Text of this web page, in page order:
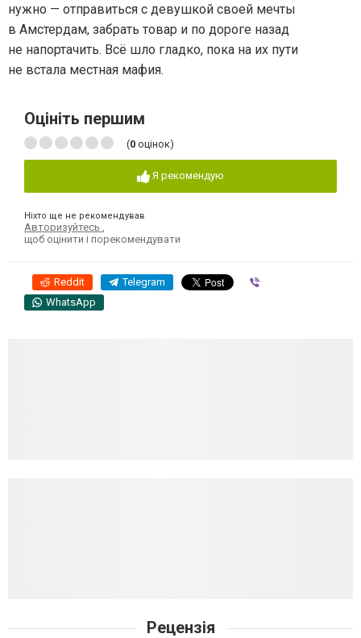
нужно — отправиться с девушкой своей мечты
в Амстердам, забрать товар и по дороге назад
не напортачить. Всё шло гладко, пока на их пути
не встала местная мафия.
Оцініть першим
(0 оцінок)
Я рекомендую
Ніхто ще не рекомендував
Авторизуйтесь
щоб оцінити і порекомендувати
Reddit Telegram
WhatsApp
Рецензія